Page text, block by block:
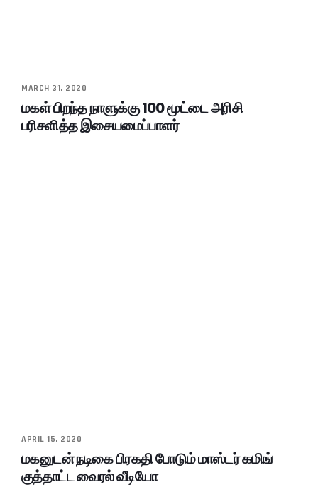
MARCH 31, 2020
மகள் பிறந்த நாளுக்கு 100 மூட்டை அரிசி
பரிசளித்த இசையமைப்பாளர்
APRIL 15, 2020
மகனுடன் நடிகை பிரகதி போடும் மாஸ்டர் கமிங்
குத்தாட்ட வைரல் வீடியோ